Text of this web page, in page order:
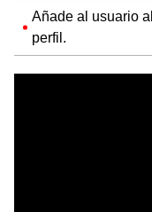
Añade al usuario
perfil.